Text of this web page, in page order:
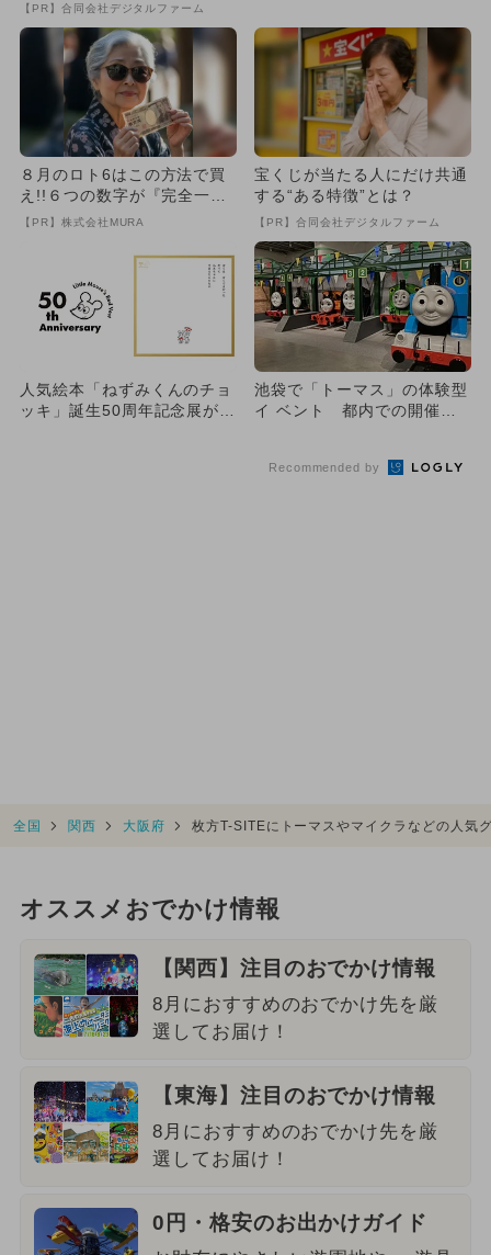
【PR】合同会社デジタルファーム
８月のロト6はこの方法で買
え!!６つの数字が『完全一
致』する方法
【PR】株式会社MURA
宝くじが当たる人にだけ共通
する“ある特徴”とは？
【PR】合同会社デジタルファーム
人気絵本「ねずみくんのチョ
ッキ」誕生50周年記念展が銀
池袋で「トーマス」の体験型
イ ベント 都内での開催は4
Recommended by
全国 関西 大阪府 枚方T-SITEにトーマスやマイクラなどの人
オススメおでかけ情報
【関西】注目のおでかけ情報
8月におすすめのおでかけ先を厳
選してお届け！
【東海】注目のおでかけ情報
8月におすすめのおでかけ先を厳
選してお届け！
0円・格安のお出かけガイド